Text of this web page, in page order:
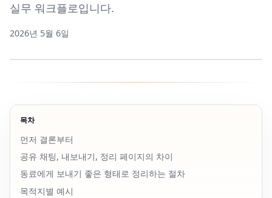
확장 프로그램
실무 워크플로입니다.
2026년 5월 6일
목차
먼저 결론부터
공유 채팅, 내보내기, 정리 페이지의 차이
동료에게 보내기 좋은 형태로 정리하는 절차
목적지별 예시